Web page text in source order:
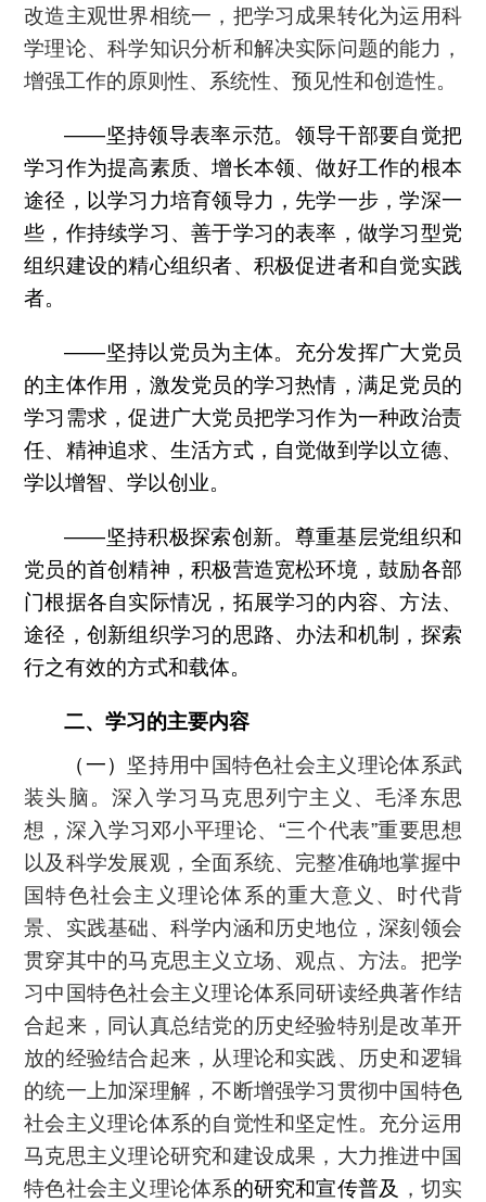
改造主观世界相统一，把学习成果转化为运用科
学理论、科学知识分析和解决实际问题的能力，
增强工作的原则性、系统性、预见性和创造性。
——坚持领导表率示范。领导干部要自觉把
学习作为提高素质、增长本领、做好工作的根本
途径，以学习力培育领导力，先学一步，学深一
些，作持续学习、善于学习的表率，做学习型党
组织建设的精心组织者、积极促进者和自觉实践
者。
——坚持以党员为主体。充分发挥广大党员
的主体作用，激发党员的学习热情，满足党员的
学习需求，促进广大党员把学习作为一种政治责
任、精神追求、生活方式，自觉做到学以立德、
学以增智、学以创业。
——坚持积极探索创新。尊重基层党组织和
党员的首创精神，积极营造宽松环境，鼓励各部
门根据各自实际情况，拓展学习的内容、方法、
途径，创新组织学习的思路、办法和机制，探索
行之有效的方式和载体。
二、学习的主要内容
（一） 坚持用中国特色社会主义理论体系武
装头脑。深入学习马克思列宁主义、毛泽东思
想，深入学习邓小平理论、“三个代表”重要思想
以及科学发展观，全面系统、完整准确地掌握中
国特色社会主义理论体系的重大意义、时代背
景、实践基础、科学内涵和历史地位，深刻领会
贯穿其中的马克思主义立场、观点、方法。把学
习中国特色社会主义理论体系同研读经典著作结
合起来，同认真总结党的历史经验特别是改革开
放的经验结合起来，从理论和实践、历史和逻辑
的统一上加深理解，不断增强学习贯彻中国特色
社会主义理论体系的自觉性和坚定性。充分运用
马克思主义理论研究和建设成果，大力推进中国
特色社会主义理论体系的研究和宣传普及 ，切实